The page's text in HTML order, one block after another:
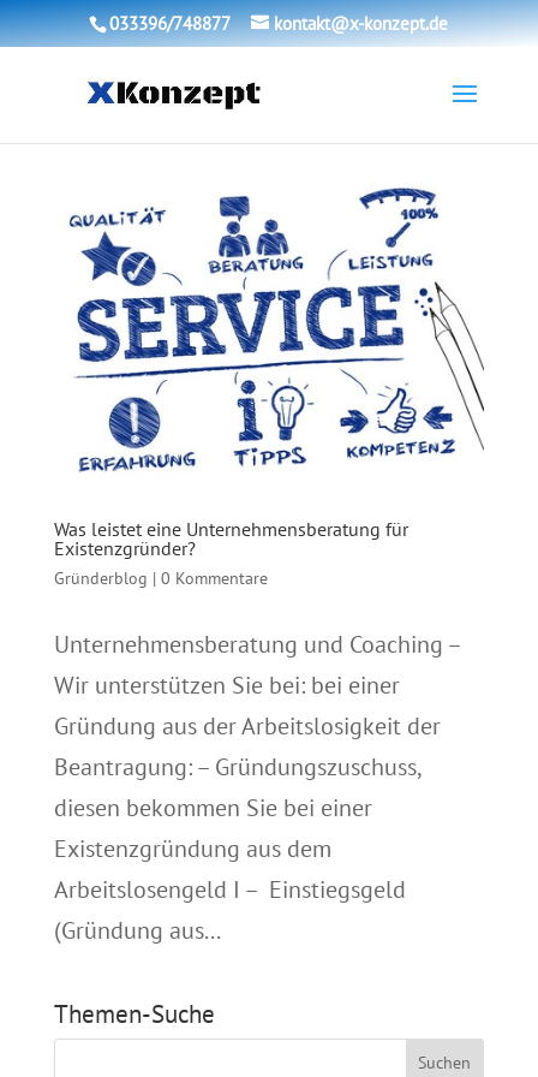
033396/748877 kontakt@x-konzept.de
Was leistet eine Unternehmensberatung für
Existenzgründer?
Gründerblog | 0 Kommentare
Unternehmensberatung und Coaching –
Wir unterstützen Sie bei: bei einer
Gründung aus der Arbeitslosigkeit der
Beantragung: – Gründungszuschuss,
diesen bekommen Sie bei einer
Existenzgründung aus dem
Arbeitslosengeld I – Einstiegsgeld
(Gründung aus...
Themen-Suche